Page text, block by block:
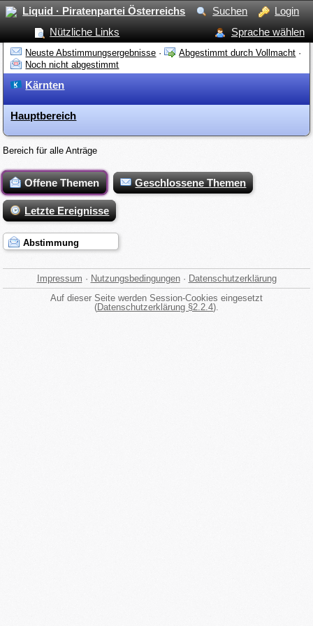
Liquid · Piratenpartei Österreichs Suchen
Login
Nützliche Links
Sprache wählen
Neuste Abstimmungsergebnisse · Abgestimmt durch Vollmacht ·
Noch nicht abgestimmt
Kärnten
Hauptbereich
Bereich für alle Anträge
Offene Themen Geschlossene Themen
Letzte Ereignisse
Abstimmung
Impressum · Nutzungsbedingungen· Datenschutzerklärung
Auf dieser Seite werden Session-Cookies eingesetzt
(Datenschutzerklärung §2.2.4).